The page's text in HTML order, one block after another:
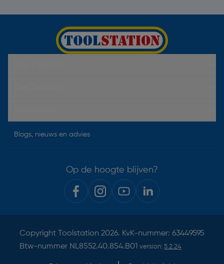
Blogs, nieuws en advies
Op de hoogte blijven?
Copyright Toolstation 2026. KvK-nummer: 63449595
Btw-nummer NL8552.40.854.B01 version: 5.2.24